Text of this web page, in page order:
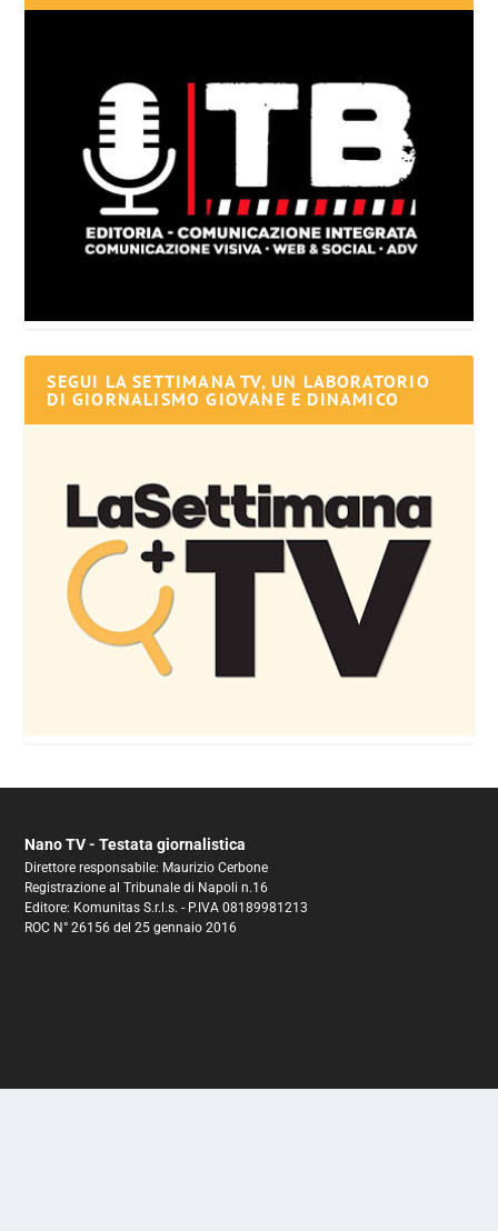
SEGUI LA SETTIMANA TV, UN LABORATORIO
DI GIORNALISMO GIOVANE E DINAMICO
Nano TV - Testata giornalistica
Direttore responsabile: Maurizio Cerbone
Registrazione al Tribunale di Napoli n.16
Editore: Komunitas S.r.l.s. - P.IVA 08189981213
ROC N° 26156 del 25 gennaio 2016